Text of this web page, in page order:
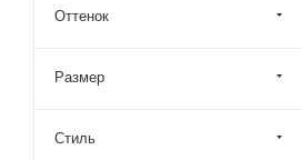
Оттенок
Размер
Стиль